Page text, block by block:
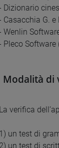
Dizionario
Casacchia G.
Wenlin
Pleco
Modalità di
La verifica
1) un test di
2) un test di